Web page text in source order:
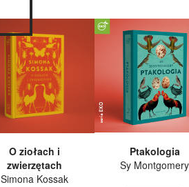
O ziołach i
zwierzętach
Simona Kossak
Ptakologia
Sy Montgomery